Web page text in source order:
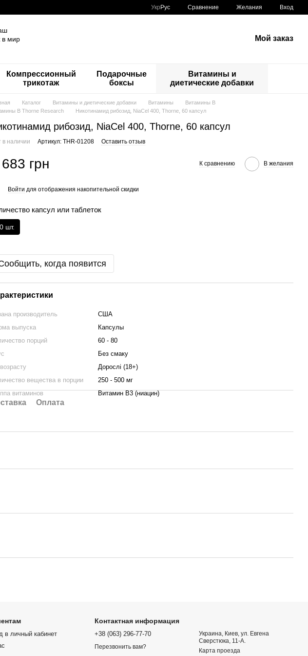
Укр Рус Сравнение Желания Вход
Мой заказ
Компрессионный
трикотаж
Подарочные
боксы
Витамины и
диетические добавки
Каталог Витамины и диетические добавки Витамины
Витамины В
В Thorne Research
Никотинамид рибозид, NiaCel 400, Thorne, 60 капсул
рибозид, NiaCel 400, Thorne, 60 капсул
в наличии Артикул: THR-01208 Оставить отзыв
грн К сравнению В желания
Войти для отображения накопительной скидки
капсул или таблеток
шт.
когда появится
производитель
США
выпуска
Капсулы
порций
60 - 80
Без смаку
Дорослі (18+)
вещества в порции
250 - 500 мг
витаминов
Витамин B3 (ниацин)
Оплата
в личный кабинет
Контактная информация
+38 (063) 296-77-70
Перезвонить вам?
Украина, Киев, ул. Евгена
Сверстюка, 11-А.
Карта проезда